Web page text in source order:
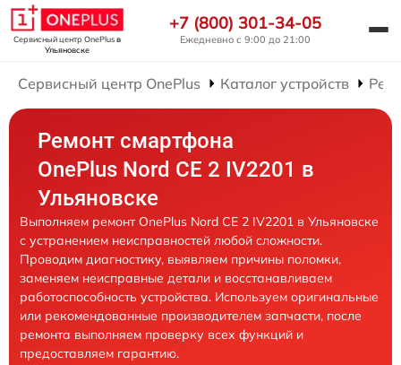
Сервисный центр OnePlusв
Ульяновске
+7 (800) 301-34-05
Ежедневно с 9:00 до 21:00
Сервисный центр OnePlus Каталог устройств
Ремонт смартфона
OnePlus Nord CE 2 IV2201 в
Ульяновске
Выполняем ремонт OnePlus Nord CE 2 IV2201 в Ульяновске
с устранением неисправностей любой сложности.
Проводим диагностику, выявляем причины поломки,
заменяем неисправные детали и восстанавливаем
работоспособность устройства. Используем оригинальные
или рекомендованные производителем запчасти, после
ремонта выполняем проверку всех функций и
предоставляем гарантию.